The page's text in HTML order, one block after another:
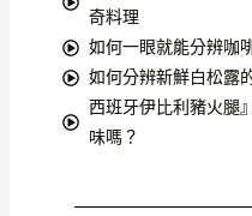
奇料理
如何一眼就能分辨咖
如何分辨新鮮白松露
西班牙伊比利豬火腿
味嗎？